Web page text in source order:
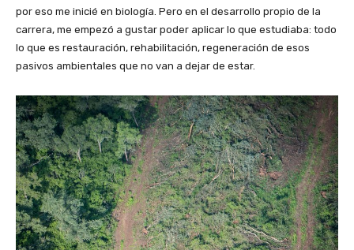
por eso me inicié en biología. Pero en el desarrollo propio de la
carrera, me empezó a gustar poder aplicar lo que estudiaba: todo
lo que es restauración, rehabilitación, regeneración de esos
pasivos ambientales que no van a dejar de estar.